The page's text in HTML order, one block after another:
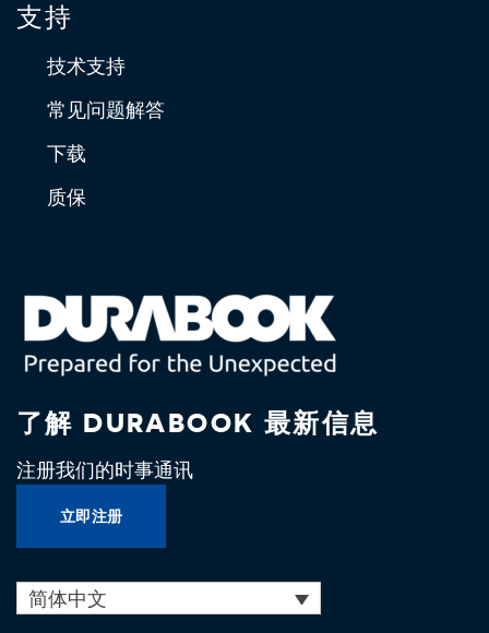
支持
技术支持
常见问题解答
下载
质保
了解 DURABOOK 最新信息
注册我们的时事通讯
立即注册
简体中文